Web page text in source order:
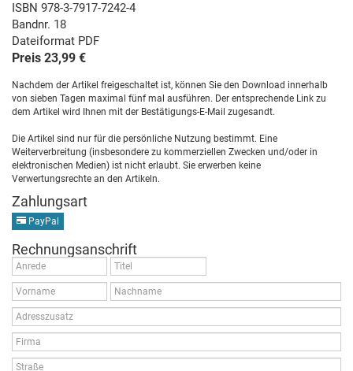
ISBN 978-3-7917-7242-4
Bandnr. 18
Dateiformat PDF
Preis 23,99 €
Nachdem der Artikel freigeschaltet ist, können Sie den Download innerhalb
von sieben Tagen maximal fünf mal ausführen. Der entsprechende Link zu
dem Artikel wird Ihnen mit der Bestätigungs-E-Mail zugesandt.
Die Artikel sind nur für die persönliche Nutzung bestimmt. Eine
Weiterverbreitung (insbesondere zu kommerziellen Zwecken und/oder in
elektronischen Medien) ist nicht erlaubt. Sie erwerben keine
Verwertungsrechte an den Artikeln.
Zahlungsart
PayPal
Rechnungsanschrift